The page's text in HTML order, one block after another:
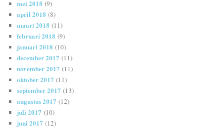
mei 2018 (9)
april 2018 (8)
maart 2018 (11)
februari 2018 (9)
januari 2018 (10)
december 2017 (11)
november 2017 (11)
oktober 2017 (11)
september 2017 (13)
augustus 2017 (12)
juli 2017 (10)
juni 2017 (12)